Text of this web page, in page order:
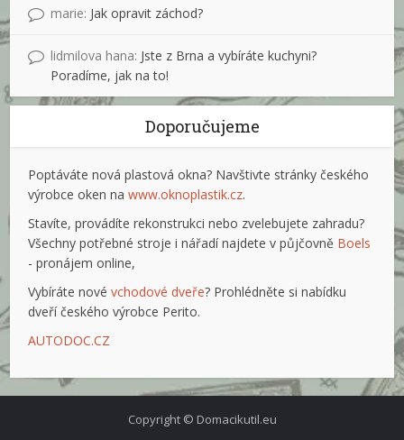
marie: Jak opravit záchod?
lidmilova hana: Jste z Brna a vybíráte kuchyni?
Poradíme, jak na to!
Doporučujeme
Poptáváte nová plastová okna? Navštivte stránky českého
výrobce oken nawww.oknoplastik.cz.
Stavíte, provádíte rekonstrukci nebo zvelebujete zahradu?
Všechny potřebné stroje i nářadí najdete v půjčovně Boels
- pronájem online,
Vybíráte novévchodové dveře? Prohlédněte si nabídku
dveří českého výrobce Perito.
AUTODOC.CZ
Copyright © Domacikutil.eu